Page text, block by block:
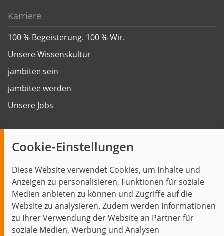
Cookie-Einstellungen
Diese Website verwendet Cookies, um Inhalte und
Anzeigen zu personalisieren, Funktionen für soziale
Medien anbieten zu können und Zugriffe auf die
Website zu analysieren. Zudem werden Informationen
zu Ihrer Verwendung der Website an Partner für
soziale Medien, Werbung und Analysen
Karriere
100 % Begeisterung. 100 % Wir.
Unsere Wissenskultur
jambitee sein
jambitee werden
Unsere Jobs
Themen im Fokus
Events